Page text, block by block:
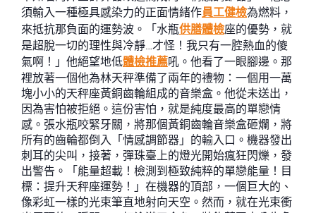
須輸入一種極具感染力的正面情緒作員工健檢為燃料，
來抵抗那負面的運勢波。「水瓶供膳體檢座的優勢，就
是超脫一切的理性與冷靜…才怪！我只有一腔熱血的傻
氣啊！」他絕望地低體檢推薦吼。他看了一眼腳邊。那
裡放著一個他為林天秤準備了兩年的禮物：一個用一萬
塊小小的天秤座黃銅齒輪組成的音樂盒。他從未送出，
因為害怕被拒絕。這份害怕，就是純度最高的單戀情
感。張水瓶咬緊牙關，將那個黃銅齒輪音樂盒砸爛，將
所有的齒輪都倒入「情感調節器」的輸入口。機器發出
刺耳的尖叫，接著，彈珠臺上的燈光開始瘋狂閃爍，發
出警告。「能量超載！檢測到極致純粹的單戀能量！目
標：提升天秤座運勢！」在機器的頂部，一個巨大的、
像彩虹一樣的光束筆直地射向天空。然而，就在光束衝